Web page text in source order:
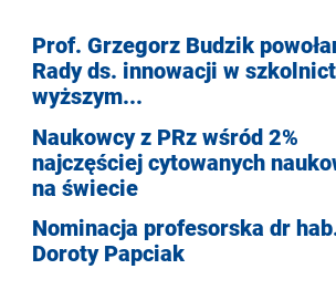
Prof. Grzegorz Budzik
Rady ds. innowacji w
wyższym...
Naukowcy z PRz wśród 2%
najczęściej cytowanych
na świecie
Nominacja profesorska dr
Doroty Papciak